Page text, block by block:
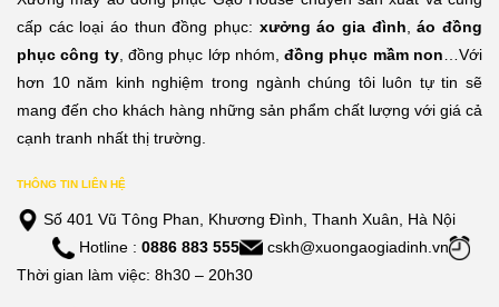
210,000đ
cấp các loại áo thun đồng phục: xưởng áo gia đình ,áo đồng
phục công ty, đồng phục lớp nhóm,đồng phục mầm non …Với
hơn 10 năm kinh nghiệm trong ngành chúng tôi luôn tự tin sẽ
mang đến cho khách hàng những sản phẩm chất lượng với giá cả
cạnh tranh nhất thị trường.
THÔNG TIN LIÊN HỆ
Số 401 Vũ Tông Phan, Khương Đình, Thanh Xuân, Hà Nội
Hotline : 0886 883 555
cskh@xuongaogiadinh.vn
Thời gian làm việc: 8h30 – 20h30